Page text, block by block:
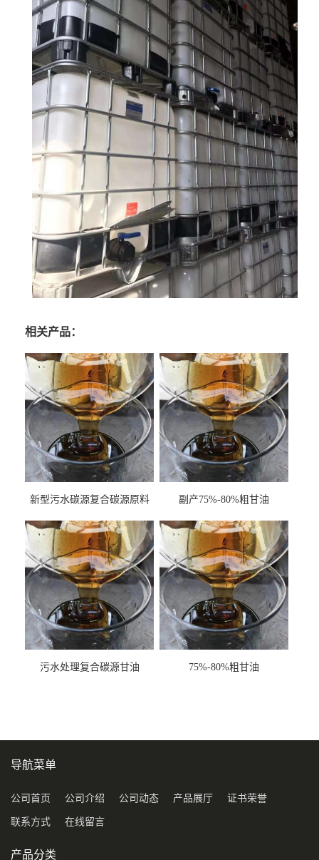
相关产品：
新型污水碳源复合碳源原料
副产75%-80%粗甘油
污水处理复合碳源甘油
75%-80%粗甘油
导航菜单
公司首页 公司介绍 公司动态 产品展厅 证书荣誉
联系方式 在线留言
产品分类